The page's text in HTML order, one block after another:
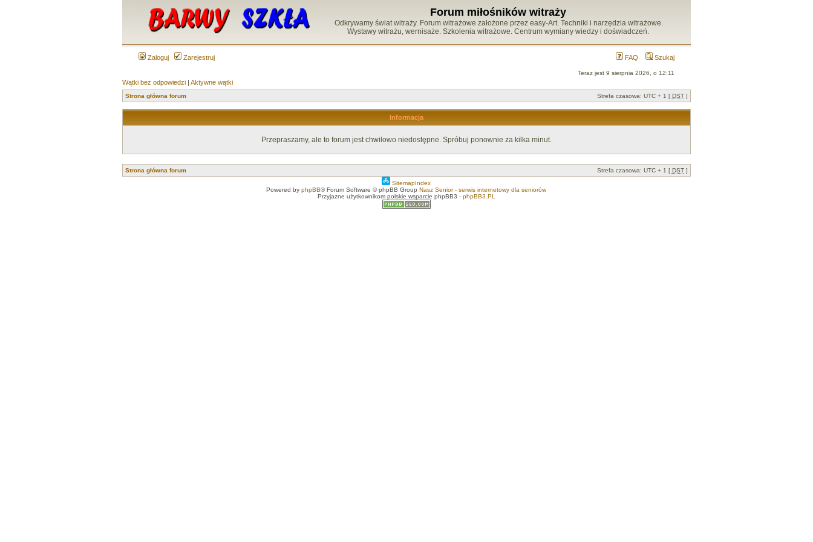
Forum miłośników witraży
Odkrywamy świat witraży. Forum witrażowe założone przez easy-Art. Techniki i narzędzia witrażowe.
Wystawy witrażu, wernisaże. Szkolenia witrażowe. Centrum wymiany wiedzy i doświadczeń.
Zaloguj Zarejestruj FAQ Szukaj
Teraz jest 9 sierpnia 2026, o 12:11
Wątki bez odpowiedzi| Aktywne wątki
Strona główna forum Strefa czasowa: UTC + 1 [ DST]
Informacja
Przepraszamy, ale to forum jest chwilowo niedostępne. Spróbuj ponownie za kilka minut.
Strona główna forum Strefa czasowa: UTC + 1 [ DST]
SitemapIndex
Powered byphpBB® Forum Software © phpBB GroupNasz Senior - serwis internetowy dla seniorów
Przyjazne użytkownikom polskie wsparcie phpBB3 - phpBB3.PL